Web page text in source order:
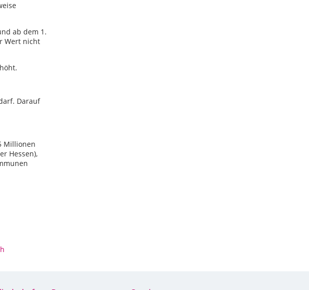
ab dem 1.
Wert nicht
Darauf
Millionen
Hessen),